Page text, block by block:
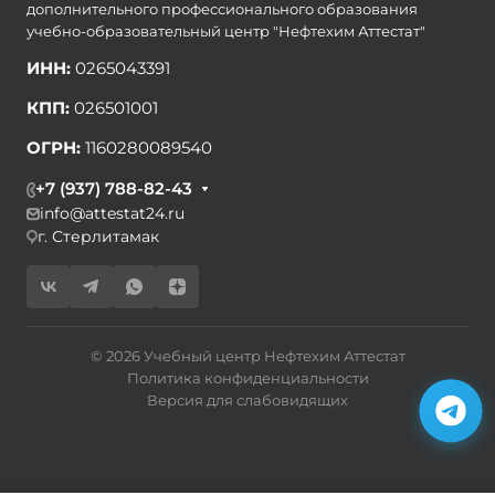
дополнительного профессионального образования
учебно-образовательный центр "Нефтехим Аттестат"
ИНН: 0265043391
КПП: 026501001
ОГРН: 1160280089540
+7 (937) 788-82-43
info@attestat24.ru
г. Стерлитамак
© 2026 Учебный центр Нефтехим Аттестат
Политика конфиденциальности
Версия для слабовидящих